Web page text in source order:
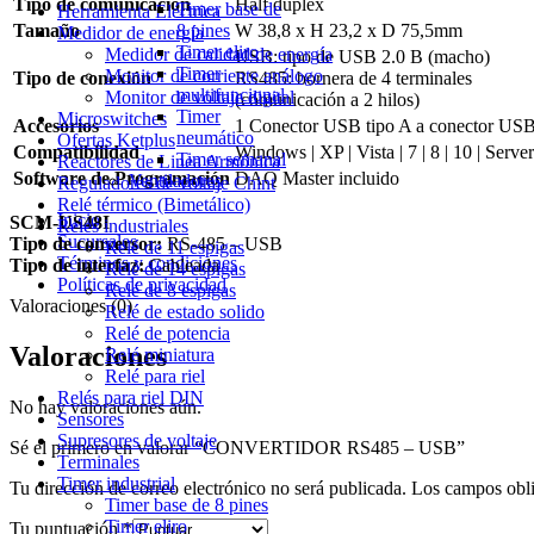
Herramienta Eléctrica
Medidor de energía
Medidor de calidad de energía
Monitor de corriente análogo
Monitor de voltaje digital
Microswitches
Ofertas Ketplus
Reactores de Linea Armónica
Reguladores de voltaje Chint
Relé térmico (Bimetálico)
Reles industriales
Relé de 11 espigas
Relé de 14 espigas
Relé de 8 espigas
Relé de estado solido
Relé de potencia
Relé miniatura
Relé para riel
Relés para riel DIN
Sensores
Supresores de voltaje
Terminales
Timer industrial
Timer base de 8 pines
Timer eliro
Timer base de
8 pines
Timer eliro
Timer
multifuncional
Timer
neumático
Timer semanal
Ventiladores
Inicio
Sucursales
Términos y condiciones
Políticas de privacidad
Tamaño
W 38,8 x H 23,2 x D 75,5mm
Tipo de conexión
USB: tipo de USB 2.0 B (macho)
RS485: bornera de 4 terminales
(comunicación a 2 hilos)
Accesorios
1 Conector USB tipo A a conector
Compatibilidad
Windows | XP | Vista | 7 | 8 | 10 |
Software de Programación DAQ Master incluido
SCM-US48I
Tipo de conversor: RS-485 – USB
Tipo de interfaz:Cableada
Valoraciones (0)
Valoraciones
No hay valoraciones aún.
Sé el primero en valorar “CONVERTIDOR RS485 – USB”
Tu dirección de correo electrónico no será publicada. Los campos
Tu puntuación*